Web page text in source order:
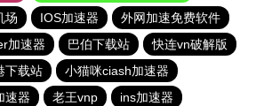
场 IOS加速器
外网加速免费软件
加速器 巴伯下载站
快连vn破解版
下载站
小猫咪ciash加速器
速器 老王vnp
ins加速器